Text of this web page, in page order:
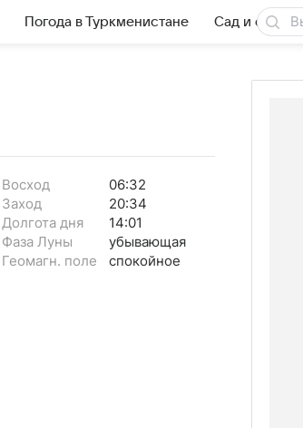
Погода в Туркменистане Сад и огород
Восход
06:32
Заход
20:34
Долгота дня
14:01
Фаза Луны
убывающая
Геомагн. поле
спокойное